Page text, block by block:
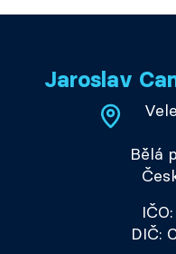
Jaroslav
Bělá
DIČ: